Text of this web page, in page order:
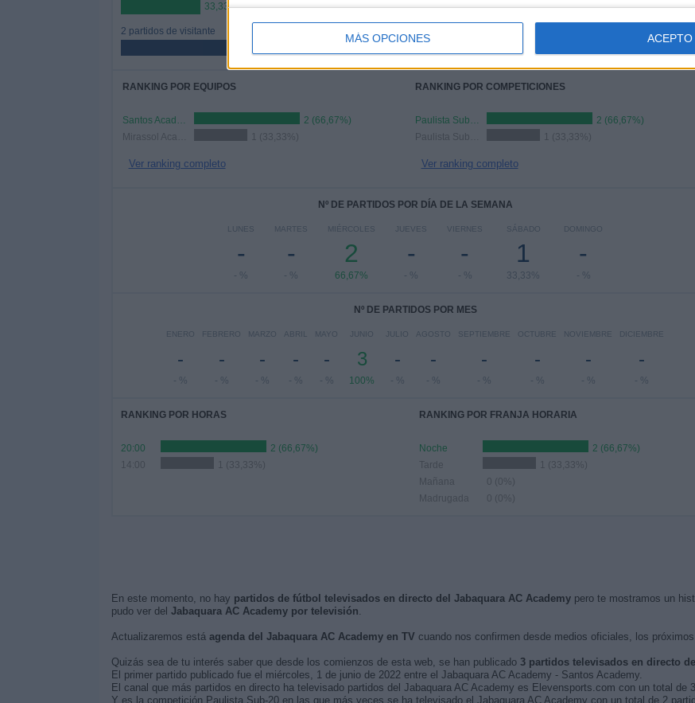
MÁS OPCIONES ACEPTO
33,33%
2 partidos de visitante
2
2
Academy
2
RANKING POR EQUIPOS
Santos Academy
2 (66,67%)
1 (33,33%)
Ver ranking completo
RANKING POR COMPETICIONES
Paulista Sub-20
2 (66,67%)
1 (33,33%)
Ver ranking completo
Nº DE PARTIDOS POR DÍA DE LA SEMANA
LUNES
-
- %
MARTES
-
- %
MIÉRCOLES
2
66,67%
JUEVES
-
- %
VIERNES
-
- %
SÁBADO
1
33,33%
DOMINGO
-
- %
Nº DE PARTIDOS POR MES
ENERO
-
- %
FEBRERO
-
- %
MARZO
-
- %
ABRIL
-
- %
MAYO
-
- %
JUNIO
3
100%
JULIO
-
- %
AGOSTO
-
- %
SEPTIEMBRE
-
- %
OCTUBRE
-
- %
NOVIEMBRE
-
- %
DICIEMBRE
-
- %
RANKING POR HORAS
20:00
2 (66,67%)
1 (33,33%)
RANKING POR FRANJA HORARIA
Noche
2 (66,67%)
Tarde
1 (33,33%)
Mañana
0 (0%)
Madrugada
0 (0%)
En este momento, no hay partidos de fútbol televisados en directo del Jabaquara AC Academypero te mostramos un
pudo ver del Jabaquara AC Academy por televisión.
Actualizaremos está agenda del Jabaquara AC Academy en TV cuando nos confirmen desde medios oficiales, los próximos
Quizás sea de tu interés saber que desde los comienzos de esta web, se han publicado 3 partidos televisados en directo
El primer partido publicado fue el miércoles, 1 de junio de 2022 entre el Jabaquara AC Academy - Santos Academy.
El canal que más partidos en directo ha televisado partidos del Jabaquara AC Academy es Elevensports.com con un total de
Y es la competición Paulista Sub-20 en las que más veces se ha televisado el Jabaquara AC Academy con un total de 2